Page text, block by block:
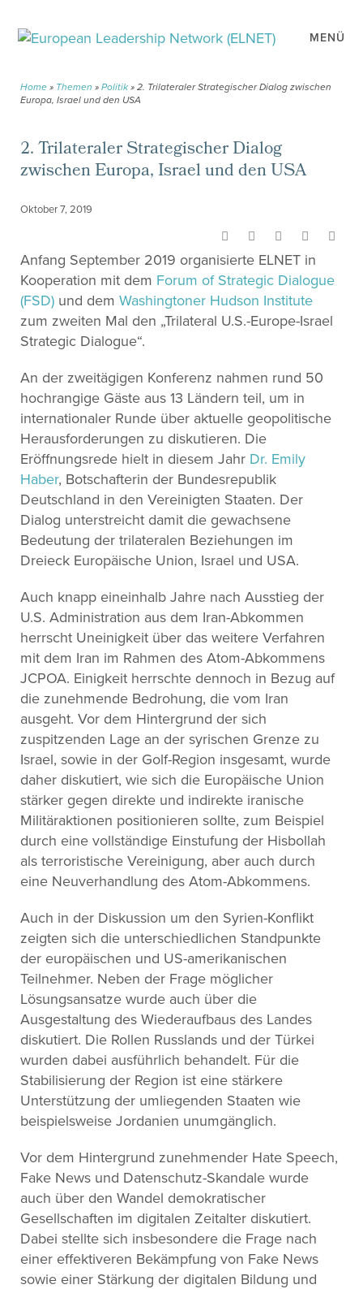
MENÜ
Home » Themen » Politik» 2. Trilateraler Strategischer Dialog zwischen
Europa, Israel und den USA
2. Trilateraler Strategischer Dialog
zwischen Europa, Israel und den USA
Oktober 7, 2019
Anfang September 2019 organisierte ELNET in
Kooperation mit dem Forum of Strategic Dialogue
(FSD) und dem Washingtoner Hudson Institute
zum zweiten Mal den „Trilateral U.S.-Europe-Israel
Strategic Dialogue“.
An der zweitägigen Konferenz nahmen rund 50
hochrangige Gäste aus 13 Ländern teil, um in
internationaler Runde über aktuelle geopolitische
Herausforderungen zu diskutieren. Die
Eröffnungsrede hielt in diesem Jahr Dr. Emily
Haber, Botschafterin der Bundesrepublik
Deutschland in den Vereinigten Staaten. Der
Dialog unterstreicht damit die gewachsene
Bedeutung der trilateralen Beziehungen im
Dreieck Europäische Union, Israel und USA.
Auch knapp eineinhalb Jahre nach Ausstieg der
U.S. Administration aus dem Iran-Abkommen
herrscht Uneinigkeit über das weitere Verfahren
mit dem Iran im Rahmen des Atom-Abkommens
JCPOA. Einigkeit herrschte dennoch in Bezug auf
die zunehmende Bedrohung, die vom Iran
ausgeht. Vor dem Hintergrund der sich
zuspitzenden Lage an der syrischen Grenze zu
Israel, sowie in der Golf-Region insgesamt, wurde
daher diskutiert, wie sich die Europäische Union
stärker gegen direkte und indirekte iranische
Militäraktionen positionieren sollte, zum Beispiel
durch eine vollständige Einstufung der Hisbollah
als terroristische Vereinigung, aber auch durch
eine Neuverhandlung des Atom-Abkommens.
Auch in der Diskussion um den Syrien-Konflikt
zeigten sich die unterschiedlichen Standpunkte
der europäischen und US-amerikanischen
Teilnehmer. Neben der Frage möglicher
Lösungsansatze wurde auch über die
Ausgestaltung des Wiederaufbaus des Landes
diskutiert. Die Rollen Russlands und der Türkei
wurden dabei ausführlich behandelt. Für die
Stabilisierung der Region ist eine stärkere
Unterstützung der umliegenden Staaten wie
beispielsweise Jordanien unumgänglich.
Vor dem Hintergrund zunehmender Hate Speech,
Fake News und Datenschutz-Skandale wurde
auch über den Wandel demokratischer
Gesellschaften im digitalen Zeitalter diskutiert.
Dabei stellte sich insbesondere die Frage nach
einer effektiveren Bekämpfung von Fake News
sowie einer Stärkung der digitalen Bildung und